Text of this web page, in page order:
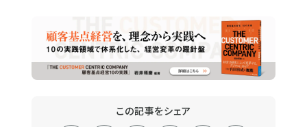
この記事をシェア